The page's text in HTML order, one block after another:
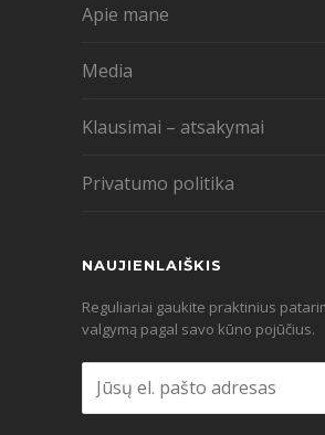
Apie mane
Media
Klausimai – atsakymai
Privatumo politika
NAUJIENLAIŠKIS
Reguliariai gaukite praktinius
valgymą pagal savo kūno pojūčius.